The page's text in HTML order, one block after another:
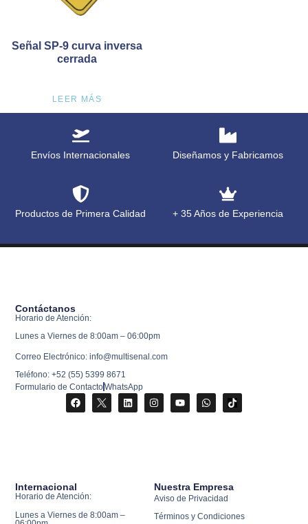
Señal SP-9 curva inversa
cerrada
LEER MÁS
Envíos Internacionales Diseñamos y Fabricamos
Productos de Primera Calidad + 35 Años de Experiencia
Nuestra Empresa
Aviso de Privacidad
Términos y Condiciones
Internacional
Horario de Atención:
Lunes a Viernes de 8:00am –
Contáctanos
Horario de Atención:
Lunes a Viernes de 8:00am – 06:00pm
Correo Electrónico: info@multisenal.com
Teléfono: +52 (55) 5399 8671
Formulario de ContactoWhatsApp